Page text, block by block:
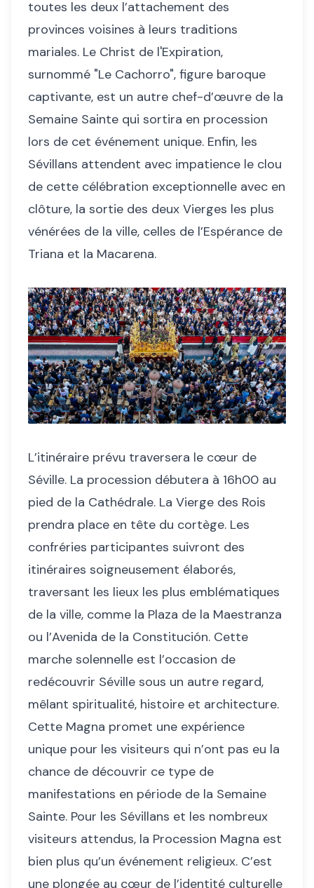
toutes les deux l’attachement des
provinces voisines à leurs traditions
mariales. Le Christ de l'Expiration,
surnommé "Le Cachorro", figure baroque
captivante, est un autre chef-d’œuvre de la
Semaine Sainte qui sortira en procession
lors de cet événement unique. Enfin, les
Sévillans attendent avec impatience le clou
de cette célébration exceptionnelle avec en
clôture, la sortie des deux Vierges les plus
vénérées de la ville, celles de l’Espérance de
Triana et la Macarena.
L’itinéraire prévu traversera le cœur de
Séville. La procession débutera à 16h00 au
pied de la Cathédrale. La Vierge des Rois
prendra place en tête du cortège. Les
confréries participantes suivront des
itinéraires soigneusement élaborés,
traversant les lieux les plus emblématiques
de la ville, comme la Plaza de la Maestranza
ou l’Avenida de la Constitución. Cette
marche solennelle est l’occasion de
redécouvrir Séville sous un autre regard,
mêlant spiritualité, histoire et architecture.
Cette Magna promet une expérience
unique pour les visiteurs qui n’ont pas eu la
chance de découvrir ce type de
manifestations en période de la Semaine
Sainte. Pour les Sévillans et les nombreux
visiteurs attendus, la Procession Magna est
bien plus qu’un événement religieux. C’est
une plongée au cœur de l’identité culturelle